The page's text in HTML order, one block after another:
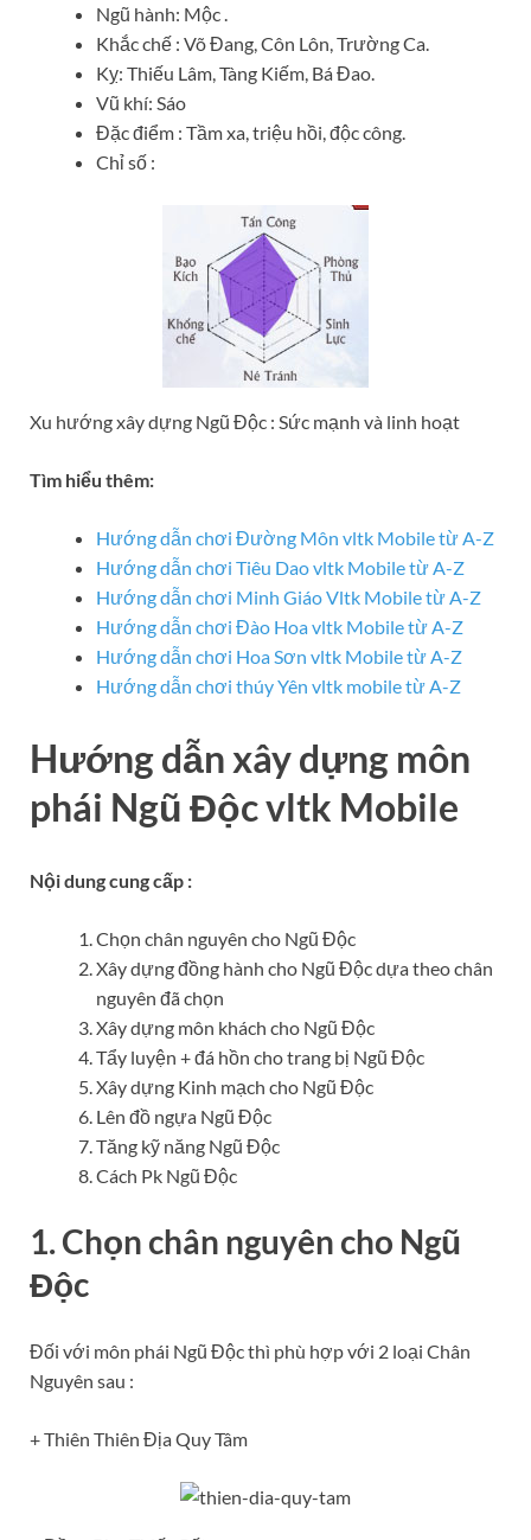
Ngũ hành: Mộc .
Khắc chế : Võ Đang, Côn Lôn, Trường Ca.
Kỵ: Thiếu Lâm, Tàng Kiếm, Bá Đao.
Vũ khí: Sáo
Đặc điểm : Tầm xa, triệu hồi, độc công.
Chỉ số :
Xu hướng xây dựng Ngũ Độc : Sức mạnh và linh hoạt
Tìm hiểu thêm:
Hướng dẫn chơi Đường Môn vltk Mobile từ A-Z
Hướng dẫn chơi Tiêu Dao vltk Mobile từ A-Z
Hướng dẫn chơi Minh Giáo Vltk Mobile từ A-Z
Hướng dẫn chơi Đào Hoa vltk Mobile từ A-Z
Hướng dẫn chơi Hoa Sơn vltk Mobile từ A-Z
Hướng dẫn chơi thúy Yên vltk mobile từ A-Z
Hướng dẫn xây dựng môn
phái Ngũ Độc vltk Mobile
Nội dung cung cấp :
Chọn chân nguyên cho Ngũ Độc
Xây dựng đồng hành cho Ngũ Độc dựa theo chân
nguyên đã chọn
Xây dựng môn khách cho Ngũ Độc
Tẩy luyện + đá hồn cho trang bị Ngũ Độc
Xây dựng Kinh mạch cho Ngũ Độc
Lên đồ ngựa Ngũ Độc
Tăng kỹ năng Ngũ Độc
Cách Pk Ngũ Độc
1. Chọn chân nguyên cho Ngũ
Độc
Đối với môn phái Ngũ Độc thì phù hợp với 2 loại Chân
Nguyên sau :
+ Thiên Thiên Địa Quy Tâm